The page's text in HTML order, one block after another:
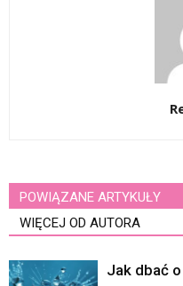
POWIĄZANE ARTYKUŁY
WIĘCEJ OD AUTORA
Jak dbać